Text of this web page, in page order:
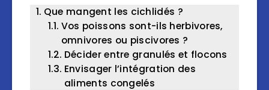
Que mangent les cichlidés ?
Vos poissons sont-ils herbivores,
omnivores ou piscivores ?
Décider entre granulés et flocons
Envisager l’intégration des
aliments congelés